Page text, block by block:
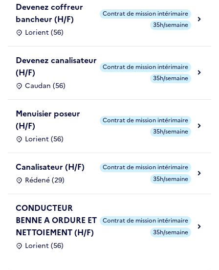
Devenez coffreur
bancheur (H/F)
Lorient (56)
Contrat de mission intérimaire
35h/semaine
Devenez canalisateur
(H/F)
Caudan (56)
Contrat de mission intérimaire
35h/semaine
Menuisier poseur
(H/F)
Lorient (56)
Contrat de mission intérimaire
35h/semaine
Canalisateur (H/F)
Rédené (29)
Contrat de mission intérimaire
35h/semaine
CONDUCTEUR
BENNE A ORDURE ET
NETTOIEMENT (H/F)
Lorient (56)
Contrat de mission intérimaire
35h/semaine